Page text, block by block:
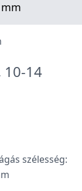
10-14
szélesség: